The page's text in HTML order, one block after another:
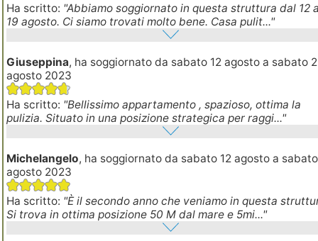
Ha scritto: "Abbiamo soggiornato in questa struttura dal 12
19 agosto. Ci siamo trovati molto bene. Casa pulit..."
Giuseppina, ha soggiornato da sabato 12 agosto a sabato
agosto 2023
Ha scritto: "Bellissimo appartamento , spazioso, ottima la
pulizia. Situato in una posizione strategica per raggi..."
Michelangelo, ha soggiornato da sabato 12 agosto a
agosto 2023
Ha scritto: "È il secondo anno che veniamo in questa
Si trova in ottima posizione 50 M dal mare e 5mi..."